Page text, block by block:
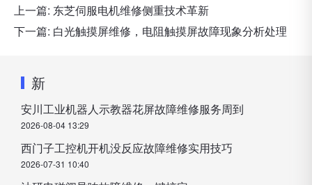
上一篇: 东芝伺服电机维修侧重技术革新
下一篇: 白光触摸屏维修，电阻触摸屏故障现象分析处理
新
安川工业机器人示教器花屏故障维修服务周到
2026-08-04 13:29
西门子工控机开机没反应故障维修实用技巧
2026-07-31 10:40